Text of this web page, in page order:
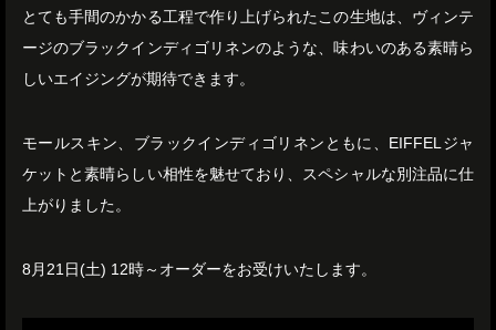
とても手間のかかる工程で作り上げられたこの生地は、ヴィンテ
ージのブラックインディゴリネンのような、味わいのある素晴ら
しいエイジングが期待できます。
モールスキン、ブラックインディゴリネンともに、EIFFELジャ
ケットと素晴らしい相性を魅せており、スペシャルな別注品に仕
上がりました。
8月21日(土) 12時～オーダーをお受けいたします。